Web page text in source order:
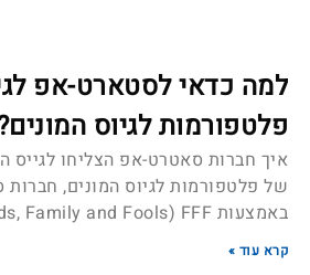
למה כדאי לסטארט-אפ
פלטפורמות לגיוס
איך חברות סאטרט-אפ הצליחו לגייס
של פלטפורמות לגיוס המונים,
באמצעות Friends, Family and Fools) FFF) זאת אומרת
קרא עוד »